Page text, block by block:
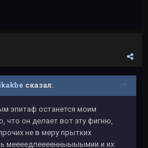
сказал:
эпитаф останется моим
что он делает вот эту фигню,
не в меру прытких
меееедлеееенныыыымии и их